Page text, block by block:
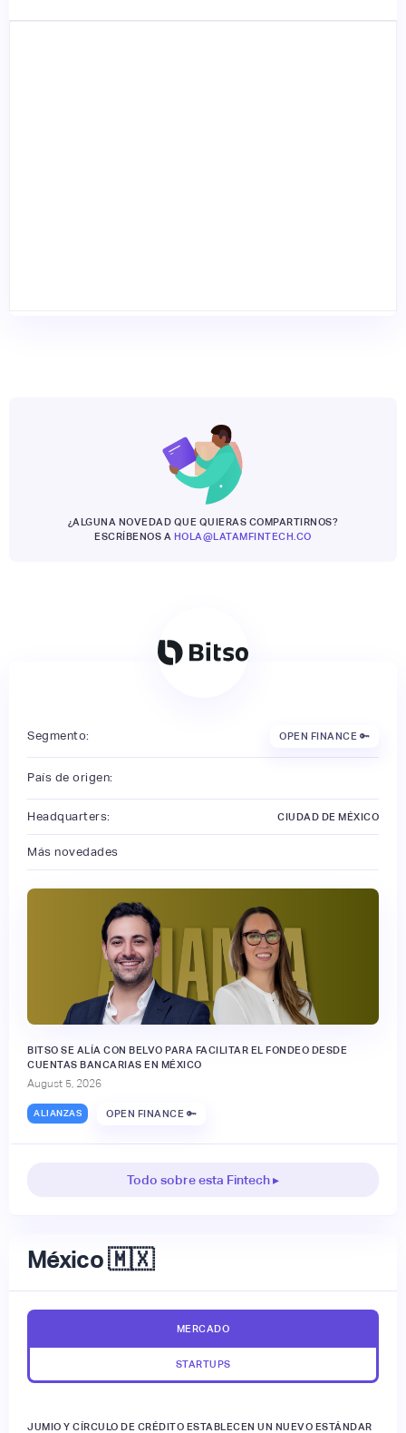
¿ALGUNA NOVEDAD QUE QUIERAS COMPARTIRNOS?
ESCRÍBENOS A HOLA@LATAMFINTECH.CO
Segmento: OPEN FINANCE 🔑
País de origen:
Headquarters: CIUDAD DE MÉXICO
Más novedades
BITSO SE ALÍA CON BELVO PARA FACILITAR EL FONDEO DESDE
CUENTAS BANCARIAS EN MÉXICO
August 5, 2026
ALIANZAS OPEN FINANCE 🔑
Todo sobre esta Fintech ▸
México 🇲🇽
MERCADO
STARTUPS
JUMIO Y CÍRCULO DE CRÉDITO ESTABLECEN UN NUEVO ESTÁNDAR